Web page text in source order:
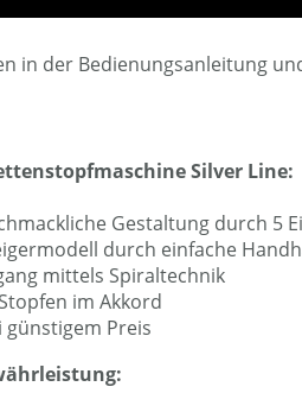
in der Bedienungsanleitung
Silver Line:
Gestaltung durch 5
durch einfache
mittels Spiraltechnik
im Akkord
Preis